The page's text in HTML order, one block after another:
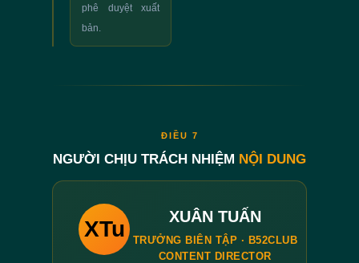
phê duyệt xuất
bản.
ĐIỀU 7
NGƯỜI CHỊU TRÁCH NHIỆM NỘI DUNG
XTu XUÂN TUẤN
TRƯỞNG BIÊN TẬP · B52CLUB
CONTENT DIRECTOR